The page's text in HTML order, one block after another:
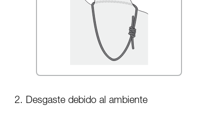
2. Desgaste debido al ambiente